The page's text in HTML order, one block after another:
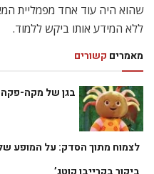
שהוא היה עוד אחד מפמליית
ללא המידע אותו ביקש ללמוד.
מאמרים קשורים
בגן של מקה-פקה
לצמוח מתוך הסדק: על המופע של